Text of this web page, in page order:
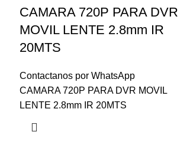
CAMARA 720P PARA DVR
MOVIL LENTE 2.8mm IR
20MTS
Contactanos por WhatsApp
CAMARA 720P PARA DVR MOVIL
LENTE 2.8mm IR 20MTS